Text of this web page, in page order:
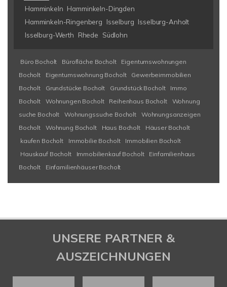
Hamminkeln Hamminkeln-Dingden
Hamminkeln-Ringenberg
Isselburg Isselburg-Anholt
Isselburg-Werth
Rhede Südlohn
Büro Bocholt Bürofläche Bocholt
Eigentumswohnungen
Bocholt
Eigentumswohnung Bocholt
Gewerbeimmobilien
Bocholt
Grundstücke Bocholt Grundstück Bocholt
Immo
Bocholt
Wohnungen Bocholt Reihenhaus Bocholt
Wohnung
suche Bocholt
Wohnungssuche Bocholt
Wohnungsanzeigen
Bocholt
Wohnung Bocholt Haus Bocholt
Häuser Bocholt
kaufen Bocholt
Immobilie Bocholt
Immobilien Bocholt
Hauskauf Bocholt
Immobilienkauf Bocholt
Einfamilienhaus
Bocholt
Einfamilienhäuser Bocholt
UNSERE PARTNER &
AUSZEICHNUNGEN